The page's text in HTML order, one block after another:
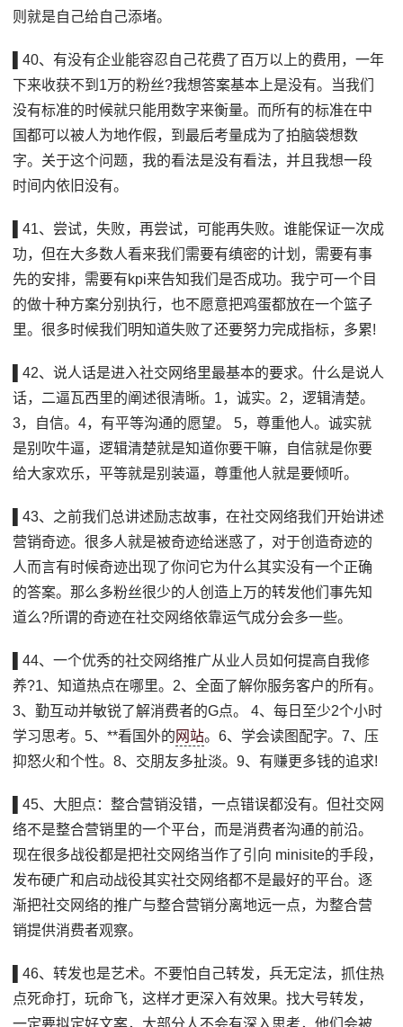
则就是自己给自己添堵。
▌40、有没有企业能容忍自己花费了百万以上的费用，一年
下来收获不到1万的粉丝?我想答案基本上是没有。当我们
没有标准的时候就只能用数字来衡量。而所有的标准在中
国都可以被人为地作假，到最后考量成为了拍脑袋想数
字。关于这个问题，我的看法是没有看法，并且我想一段
时间内依旧没有。
▌41、尝试，失败，再尝试，可能再失败。谁能保证一次成
功，但在大多数人看来我们需要有缜密的计划，需要有事
先的安排，需要有kpi来告知我们是否成功。我宁可一个目
的做十种方案分别执行，也不愿意把鸡蛋都放在一个篮子
里。很多时候我们明知道失败了还要努力完成指标，多累!
▌42、说人话是进入社交网络里最基本的要求。什么是说人
话，二逼瓦西里的阐述很清晰。1，诚实。2，逻辑清楚。
3，自信。4，有平等沟通的愿望。 5，尊重他人。诚实就
是别吹牛逼，逻辑清楚就是知道你要干嘛，自信就是你要
给大家欢乐，平等就是别装逼，尊重他人就是要倾听。
▌43、之前我们总讲述励志故事，在社交网络我们开始讲述
营销奇迹。很多人就是被奇迹给迷惑了，对于创造奇迹的
人而言有时候奇迹出现了你问它为什么其实没有一个正确
的答案。那么多粉丝很少的人创造上万的转发他们事先知
道么?所谓的奇迹在社交网络依靠运气成分会多一些。
▌44、一个优秀的社交网络推广从业人员如何提高自我修
养?1、知道热点在哪里。2、全面了解你服务客户的所有。
3、勤互动并敏锐了解消费者的G点。 4、每日至少2个小时
学习思考。5、**看国外的 网站。6、学会读图配字。7、压
抑怒火和个性。8、交朋友多扯淡。9、有赚更多钱的追求!
▌45、大胆点：整合营销没错，一点错误都没有。但社交网
络不是整合营销里的一个平台，而是消费者沟通的前沿。
现在很多战役都是把社交网络当作了引向 minisite的手段，
发布硬广和启动战役其实社交网络都不是最好的平台。逐
渐把社交网络的推广与整合营销分离地远一点，为整合营
销提供消费者观察。
▌46、转发也是艺术。不要怕自己转发，兵无定法，抓住热
点死命打，玩命飞，这样才更深入有效果。找大号转发，
一定要拟定好文案，大部分人不会有深入思考，他们会被